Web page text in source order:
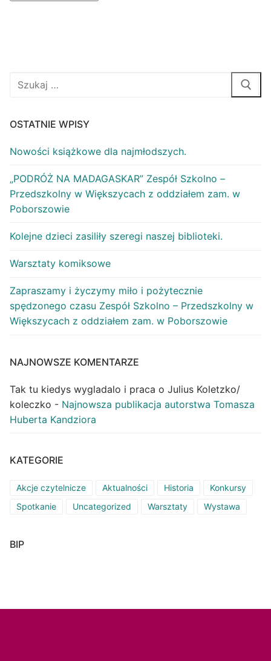
OSTATNIE WPISY
Nowości książkowe dla najmłodszych.
„PODRÓŻ NA MADAGASKAR” Zespół Szkolno –
Przedszkolny w Większycach z oddziałem zam. w
Poborszowie
Kolejne dzieci zasiliły szeregi naszej biblioteki.
Warsztaty komiksowe
Zapraszamy i życzymy miło i pożytecznie
spędzonego czasu Zespół Szkolno – Przedszkolny w
Większycach z oddziałem zam. w Poborszowie
NAJNOWSZE KOMENTARZE
Tak tu kiedys wygladalo i praca o Julius Koletzko/
koleczko - Najnowsza publikacja autorstwa Tomasza
Huberta Kandziora
KATEGORIE
Akcje czytelnicze Aktualności Historia
Konkursy
Spotkanie
Uncategorized Warsztaty Wystawa
BIP